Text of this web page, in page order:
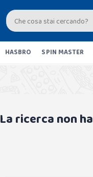
HASBRO SPIN MASTER
La ricerca non